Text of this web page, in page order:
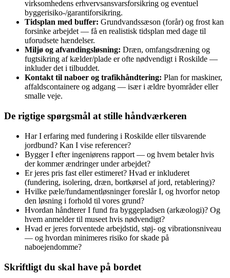
virksomhedens erhvervsansvarsforsikring og eventuel
byggerisiko-/garantiforsikring.
Tidsplan med buffer: Grundvandssæson (forår) og frost kan
forsinke arbejdet — få en realistisk tidsplan med dage til
uforudsete hændelser.
Miljø og afvandingsløsning: Dræn, omfangsdræning og
fugtsikring af kælder/plade er ofte nødvendigt i Roskilde —
inkluder det i tilbuddet.
Kontakt til naboer og trafikhåndtering: Plan for maskiner,
affaldscontainere og adgang — især i ældre byområder eller
smalle veje.
De rigtige spørgsmål at stille håndværkeren
Har I erfaring med fundering i Roskilde eller tilsvarende
jordbund? Kan I vise referencer?
Bygger I efter ingeniørens rapport — og hvem betaler hvis
der kommer ændringer under arbejdet?
Er jeres pris fast eller estimeret? Hvad er inkluderet
(fundering, isolering, dræn, bortkørsel af jord, retablering)?
Hvilke pæle/fundamentløsninger foreslår I, og hvorfor netop
den løsning i forhold til vores grund?
Hvordan håndterer I fund fra byggepladsen (arkæologi)? Og
hvem anmelder til museet hvis nødvendigt?
Hvad er jeres forventede arbejdstid, støj- og vibrationsniveau
— og hvordan minimeres risiko for skade på
naboejendomme?
Skriftligt du skal have på bordet